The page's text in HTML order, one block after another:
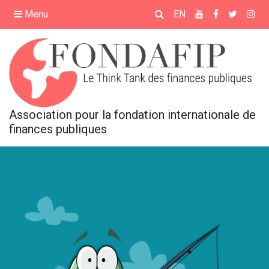
Menu EN
Association pour la fondation internationale de
finances publiques
ACCUEIL
PRÉSENTATION
ÉVÉNEMENTS
MÉDIATHÈQUE
REVUE FRANÇAISE DE
FINANCES PUBLIQUES